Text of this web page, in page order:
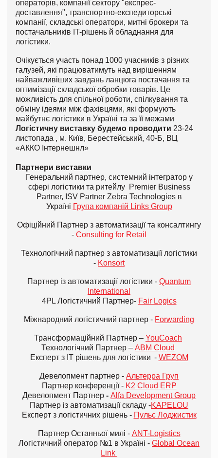
операторів, компанії сектору "експрес-
доставлення", транспортно-експедиторські
компанії, складські оператори, митні брокери та
постачальників IT-рішень й обладнання для
логістики.
Очікується участь понад 1000 учасників з різних
галузей, які працюватимуть над вирішенням
найважливіших завдань ланцюга постачання та
оптимізації складської обробки товарів. Це
можливість для спільної роботи, спілкування та
обміну ідеями між фахівцями, які формують
майбутнє логістики в Україні та за її межами
Логістичну виставку будемо проводити 23-24
листопада , м. Київ, Берестейський, 40-Б, ВЦ
«АККО Інтернешнл»
Партнери виставки
Генеральний партнер, системний інтегратор у
сфері логістики та ритейлу Premier Business
Partner, ISV Partner Zebra Technologies в
Україні Група компаній Links Group
Офіційний Партнер з автоматизації та консалтингу
- Consulting for Retail
Технологічний партнер з автоматизації логістики
- Konsort
Партнер із автоматизації логістики - Quantum
International
4PL Логістичний Партнер- Fair Logics
Міжнародний логістичний партнер - Forwarding
Трансформаційний Партнер – YouCoach
Технологічний Партнер – ABM Cloud
Експерт з IT рішень для логістики - WEZOM
Девелопмент партнер - Альтерра Груп
Партнер конференції - K2 Cloud ERP
Девелопмент Партнер - Alfa Development Group
Партнер із автоматизації складу -KAPELOU
Експерт з логістичних рішень - Пульс Лоджистик
Партнер Останньої милі - ANT-Logistics
Логістичний оператор №1 в Україні - Global Ocean
Link